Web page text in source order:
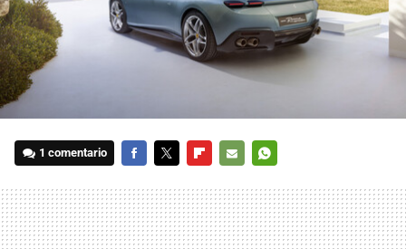
1 comentario
MAIL